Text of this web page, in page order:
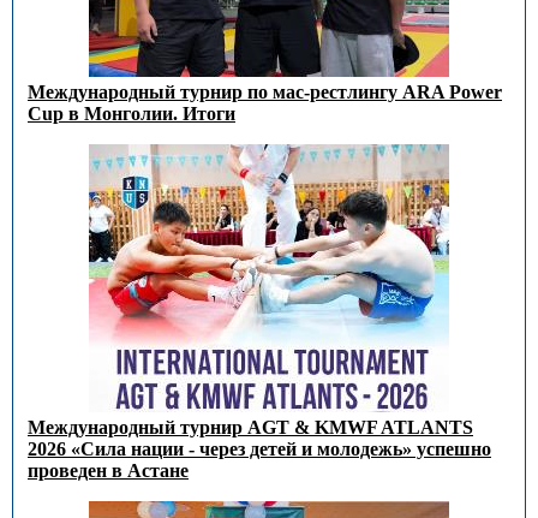
Международный турнир по мас-рестлингу ARA Power
Cup в Монголии. Итоги
Международный турнир AGT & KMWF ATLANTS
2026 «Сила нации - через детей и молодежь» успешно
проведен в Астане